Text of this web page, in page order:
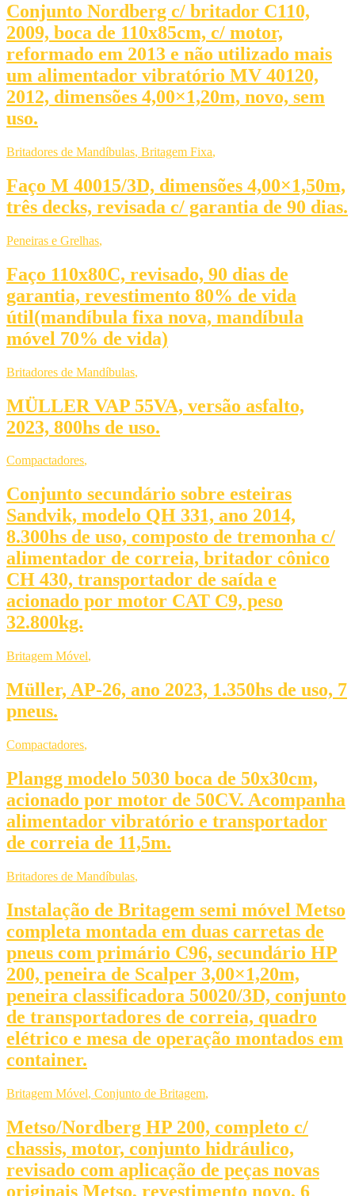
Conjunto Nordberg c/ britador C110,
2009, boca de 110x85cm, c/ motor,
reformado em 2013 e não utilizado mais
um alimentador vibratório MV 40120,
2012, dimensões 4,00×1,20m, novo, sem
uso.
Britadores de Mandíbulas, Britagem Fixa,
Faço M 40015/3D, dimensões 4,00×1,50m,
três decks, revisada c/ garantia de 90 dias.
Peneiras e Grelhas,
Faço 110x80C, revisado, 90 dias de
garantia, revestimento 80% de vida
útil(mandíbula fixa nova, mandíbula
móvel 70% de vida)
Britadores de Mandíbulas,
MÜLLER VAP 55VA, versão asfalto,
2023, 800hs de uso.
Compactadores,
Conjunto secundário sobre esteiras
Sandvik, modelo QH 331, ano 2014,
8.300hs de uso, composto de tremonha c/
alimentador de correia, britador cônico
CH 430, transportador de saída e
acionado por motor CAT C9, peso
32.800kg.
Britagem Móvel,
Müller, AP-26, ano 2023, 1.350hs de uso, 7
pneus.
Compactadores,
Plangg modelo 5030 boca de 50x30cm,
acionado por motor de 50CV. Acompanha
alimentador vibratório e transportador
de correia de 11,5m.
Britadores de Mandíbulas,
Instalação de Britagem semi móvel Metso
completa montada em duas carretas de
pneus com primário C96, secundário HP
200, peneira de Scalper 3,00×1,20m,
peneira classificadora 50020/3D, conjunto
de transportadores de correia, quadro
elétrico e mesa de operação montados em
container.
Britagem Móvel, Conjunto de Britagem,
Metso/Nordberg HP 200, completo c/
chassis, motor, conjunto hidráulico,
revisado com aplicação de peças novas
originais Metso, revestimento novo, 6